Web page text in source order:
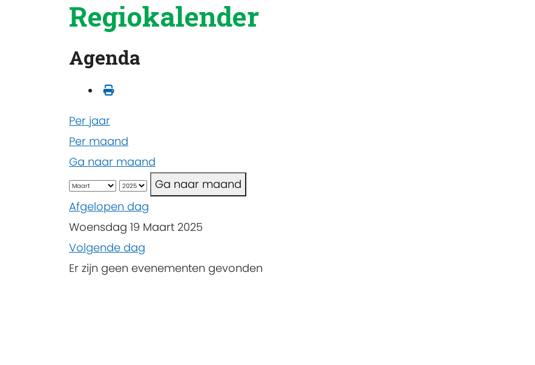
Regiokalender
Agenda
Per jaar
Per maand
Ga naar maand
Ga naar maand
Afgelopen dag
Woensdag 19 Maart 2025
Volgende dag
Er zijn geen evenementen gevonden